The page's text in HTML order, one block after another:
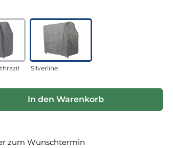
Silverline
Wert ein oder benutze die
In den Warenkorb
zum Wunschtermin